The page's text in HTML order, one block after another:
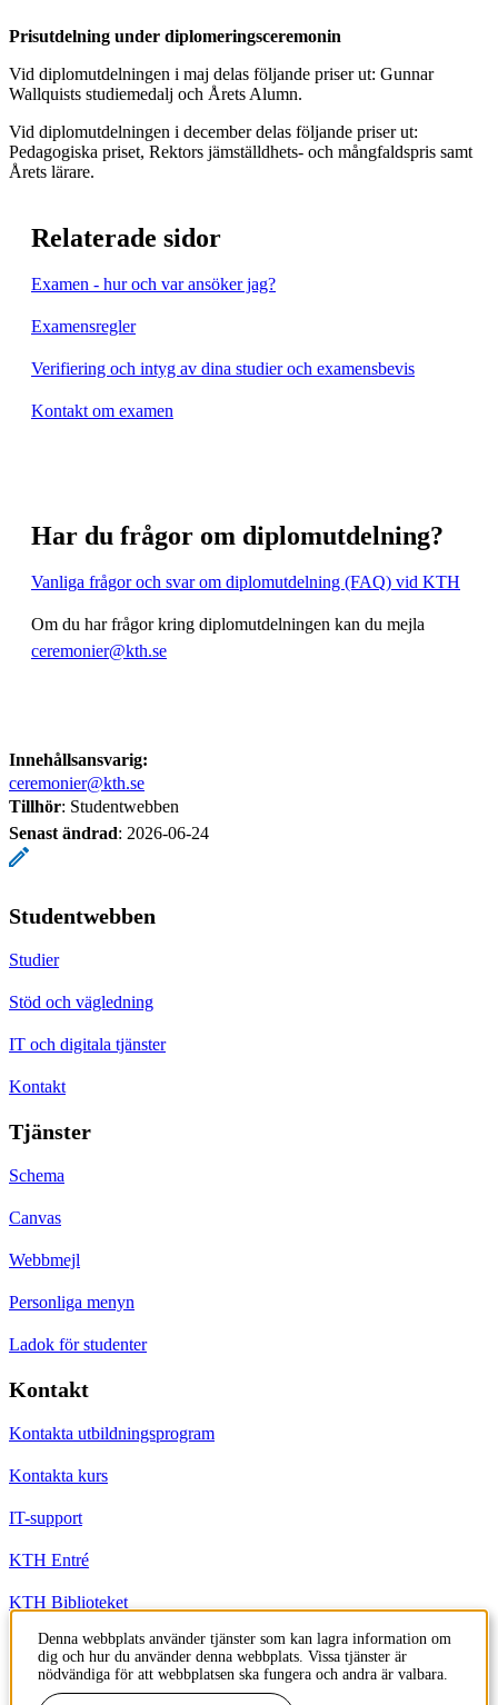
Prisutdelning under diplomeringsceremonin
Vid diplomutdelningen i maj delas följande priser ut: Gunnar
Wallquists studiemedalj och Årets Alumn.
Vid diplomutdelningen i december delas följande priser ut:
Pedagogiska priset, Rektors jämställdhets- och mångfaldspris samt
Årets lärare.
Relaterade sidor
Examen - hur och var ansöker jag?
Examensregler
Verifiering och intyg av dina studier och examensbevis
Kontakt om examen
Har du frågor om diplomutdelning?
Vanliga frågor och svar om diplomutdelning (FAQ) vid KTH
Om du har frågor kring diplomutdelningen kan du mejla
ceremonier@kth.se
Innehållsansvarig:
ceremonier@kth.se
Tillhör: Studentwebben
Senast ändrad: 2026-06-24
Studentwebben
Studier
Stöd och vägledning
IT och digitala tjänster
Kontakt
Tjänster
Schema
Canvas
Webbmejl
Personliga menyn
Ladok för studenter
Kontakt
Kontakta utbildningsprogram
Kontakta kurs
IT-support
KTH Entré
KTH Biblioteket
KTH
100 44 Stockholm
Denna webbplats använder tjänster som kan lagra information om
dig och hur du använder denna webbplats. Vissa tjänster är
nödvändiga för att webbplatsen ska fungera och andra är valbara.